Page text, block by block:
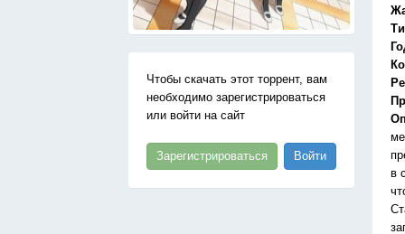
Чтобы скачать этот торрент, вам
необходимо зарегистрироваться
или войти на сайт
Зарегистрироваться Войти
в